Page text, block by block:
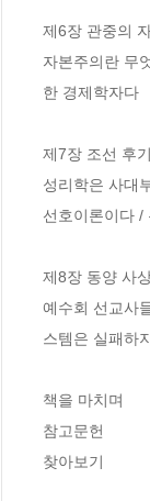
제6장 관중의
자본주의란 무
한 경제학자다
제7장 조선 후
성리학은 사대
선호이론이다 /
제8장 동양 사
예수회 선교사
스템은 실패하
책을 마치며
참고문헌
찾아보기